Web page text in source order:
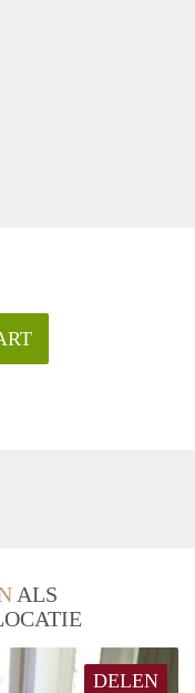
ALS
DELEN